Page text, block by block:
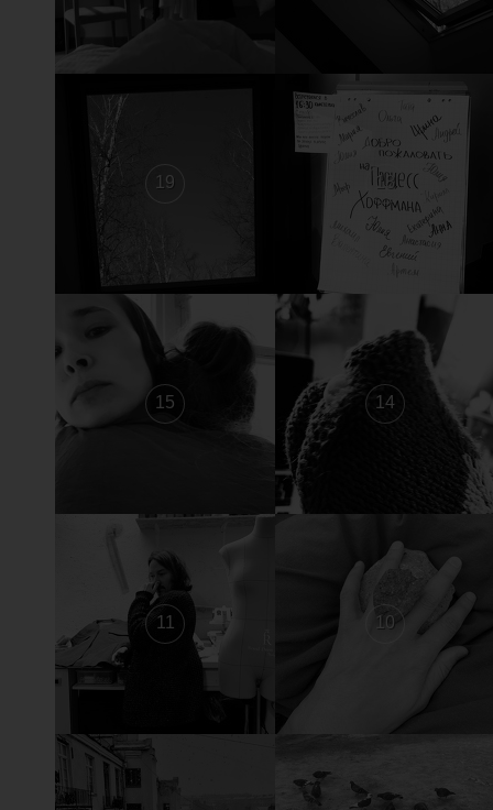
19 18
15 14
11 10